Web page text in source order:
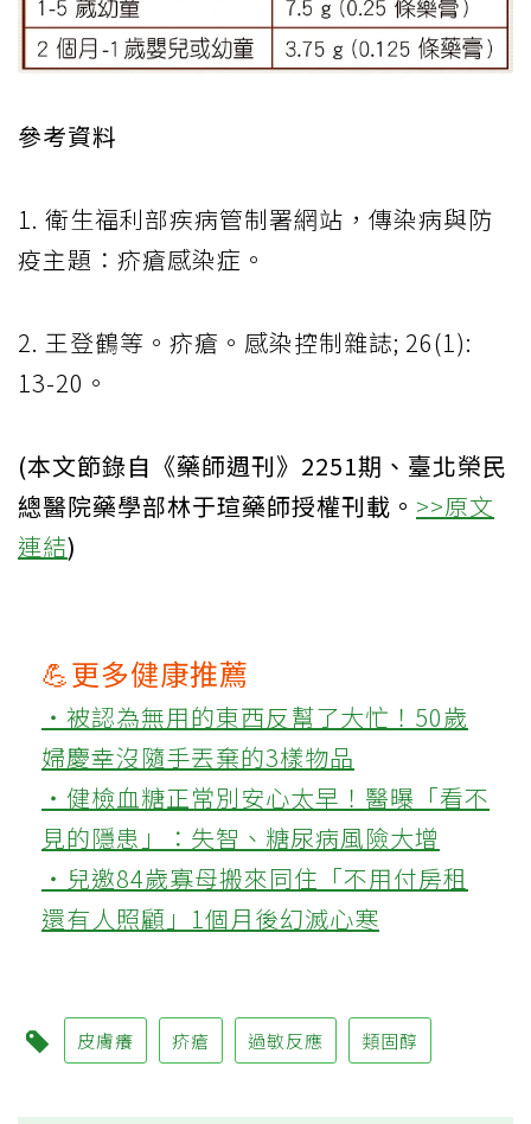
參考資料
1. 衛生福利部疾病管制署網站，傳染病與防
疫主題：疥瘡感染症。
2. 王登鶴等。疥瘡。感染控制雜誌; 26(1):
13-20。
(本文節錄自《藥師週刊》2251期、臺北榮民
總醫院藥學部林于瑄藥師授權刊載。 >>原文
連結)
💪更多健康推薦
‧被認為無用的東西反幫了大忙！50歲
婦慶幸沒隨手丟棄的3樣物品
‧健檢血糖正常別安心太早！醫曝「看不
見的隱患」：失智、糖尿病風險大增
‧兒邀84歲寡母搬來同住「不用付房租
還有人照顧」1個月後幻滅心寒
皮膚癢 疥瘡 過敏反應 類固醇